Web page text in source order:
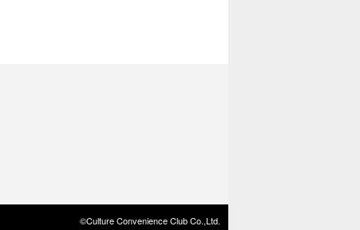
©Culture Convenience Club Co.,Ltd.